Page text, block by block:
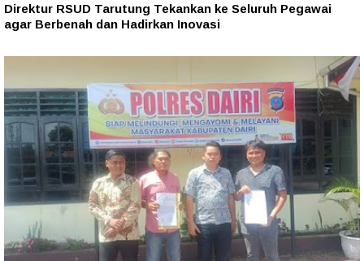
Direktur RSUD Tarutung Tekankan ke Seluruh Pegawai
agar Berbenah dan Hadirkan Inovasi